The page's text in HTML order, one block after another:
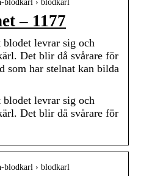
blodkarl › blodkarl
– 1177
levrar sig och
Det blir då svårare för
som har stelnat kan bilda
levrar sig och
Det blir då svårare för
blodkarl › blodkarl